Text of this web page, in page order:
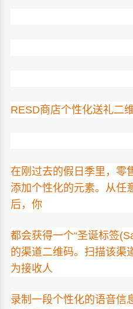
RESD商店个性化送礼二
在刚过去的假日季里，零
添加个性化的元素。从任
后，你
都会获得一个“圣诞标签
的渠道二维码。扫描该渠
为接收人
录制一段个性化的语音信